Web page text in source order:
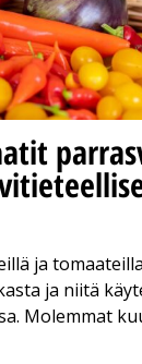
ja
ja niitä
Molemmat